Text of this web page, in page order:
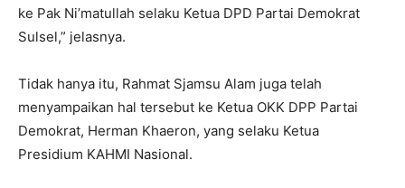
ke Pak Ni’matullah selaku Ketua DPD Partai Demokrat
Sulsel,” jelasnya.
Tidak hanya itu, Rahmat Sjamsu Alam juga telah
menyampaikan hal tersebut ke Ketua OKK DPP Partai
Demokrat, Herman Khaeron, yang selaku Ketua
Presidium KAHMI Nasional.